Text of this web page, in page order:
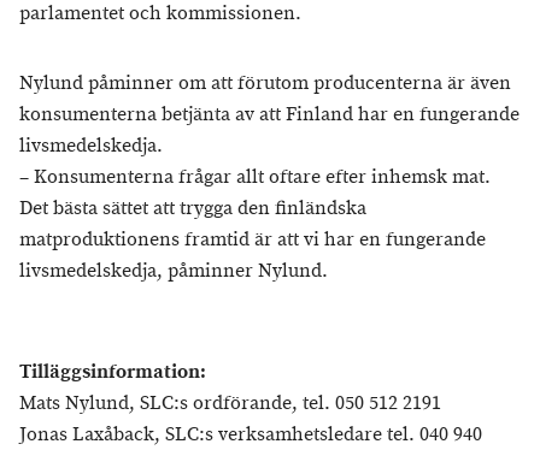
parlamentet och kommissionen.
Nylund påminner om att förutom producenterna är även
konsumenterna betjänta av att Finland har en fungerande
livsmedelskedja.
– Konsumenterna frågar allt oftare efter inhemsk mat.
Det bästa sättet att trygga den finländska
matproduktionens framtid är att vi har en fungerande
livsmedelskedja, påminner Nylund.
Tilläggsinformation:
Mats Nylund, SLC:s ordförande, tel. 050 512 2191
Jonas Laxåback, SLC:s verksamhetsledare tel. 040 940